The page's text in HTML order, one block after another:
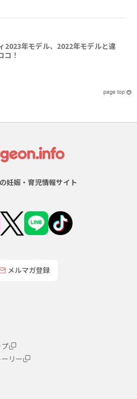
2023年モデル、2022年モデルと違
コ！
妊娠・育児情報サイト
メルマガ登録
リー